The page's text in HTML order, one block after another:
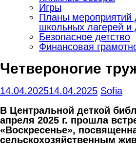
Игры
Планы мероприятий
школьных лагерей и
Безопасное детство
Финансовая
Четвероногие
14.04.202514.04.2025 Sofia
В Центральной деткой
апреля 2025 г. прошла
«Воскресенье»,
сельскохозяйственным